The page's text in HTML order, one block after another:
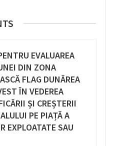
EVALUAREA
DIN ZONA
FLAG DUNĂREA
ÎN VEDEREA
ȘI CREȘTERII
PE PIAȚĂ A
EXPLOATATE SAU